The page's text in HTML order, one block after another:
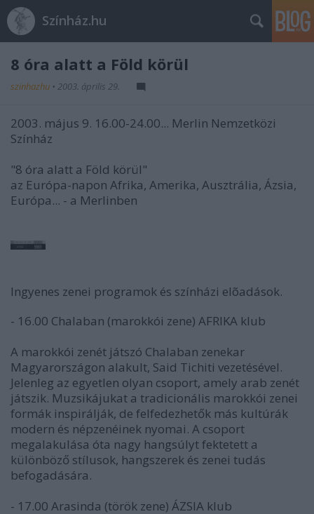
Színház.hu
8 óra alatt a Föld körül
szinhazhu • 2003. április 29.
2003. május 9. 16.00-24.00... Merlin Nemzetközi
Színház
"8 óra alatt a Föld körül"
az Európa-napon Afrika, Amerika, Ausztrália, Ázsia,
Európa... - a Merlinben
Ingyenes zenei programok és színházi elõadások.
- 16.00 Chalaban (marokkói zene) AFRIKA klub
A marokkói zenét játszó Chalaban zenekar
Magyarországon alakult, Said Tichiti vezetésével.
Jelenleg az egyetlen olyan csoport, amely arab zenét
játszik. Muzsikájukat a tradicionális marokkói zenei
formák inspirálják, de felfedezhetők más kultúrák
modern és népzenéinek nyomai. A csoport
megalakulása óta nagy hangsúlyt fektetett a
különböző stílusok, hangszerek és zenei tudás
befogadására.
- 17.00 Arasinda (török zene) ÁZSIA klub